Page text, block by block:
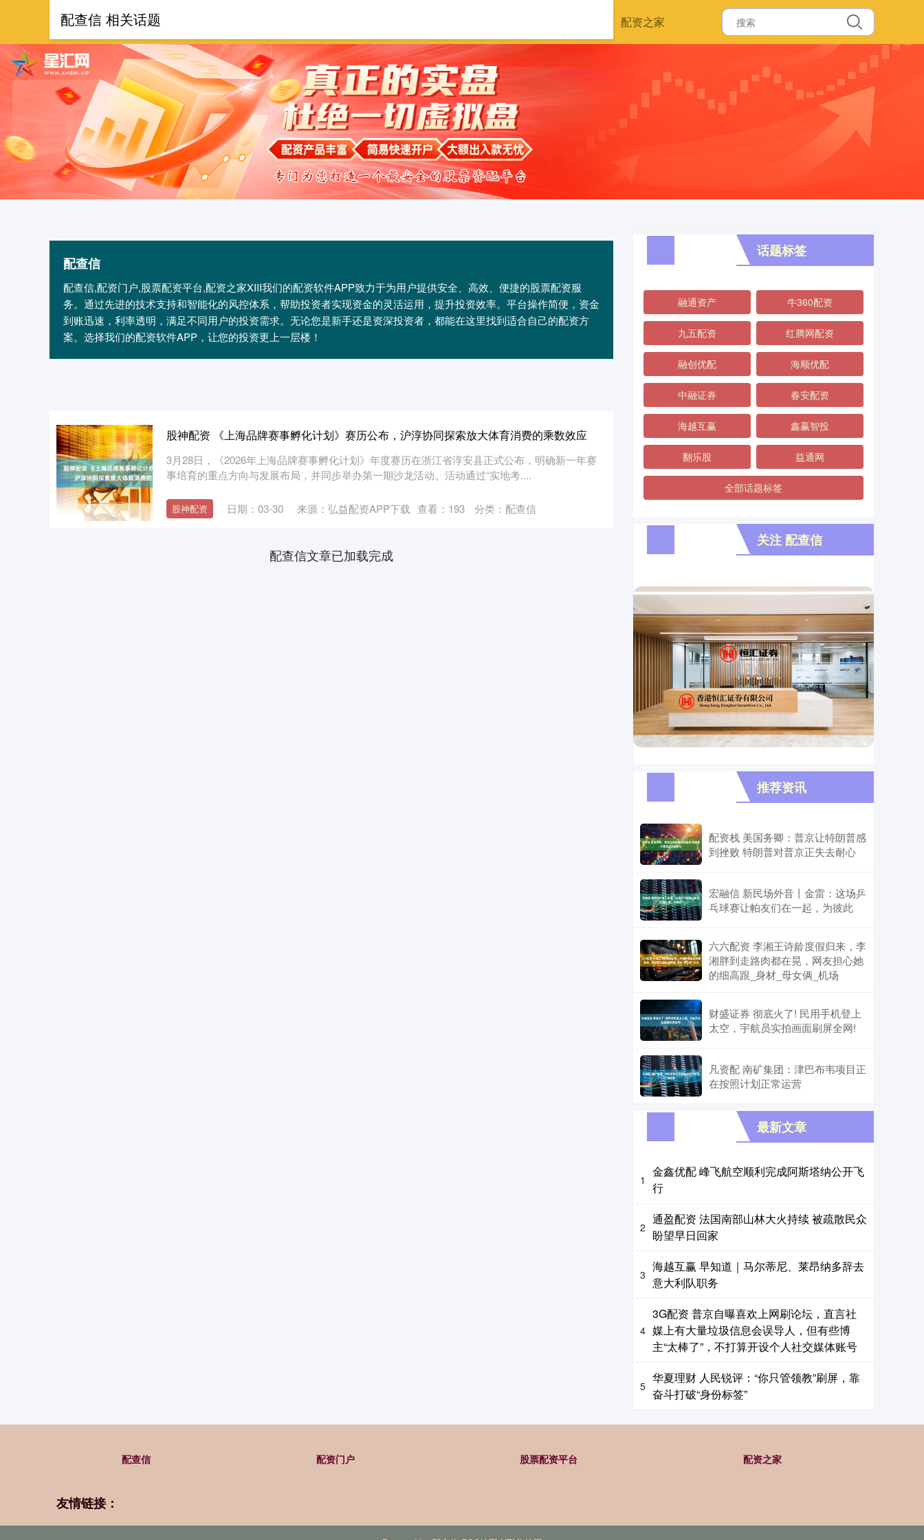
配资之家
配查信
配查信,配资门户,股票配资平台,配资之家XIII‌我们的配资软件APP致力于为用户提供安全、高效、便捷的股票配资服
务。通过先进的技术支持和智能化的风控体系，帮助投资者实现资金的灵活运用，提升投资效率。平台操作简便，资金
到账迅速，利率透明，满足不同用户的投资需求。无论您是新手还是资深投资者，都能在这里找到适合自己的配资方
案。选择我们的配资软件APP，让您的投资更上一层楼！
配查信 相关话题
股神配资 《上海品牌赛事孵化计划》赛历公布，沪淳协同探索放大体育消费的乘数效应
3月28日，《2026年上海品牌赛事孵化计划》年度赛历在浙江省淳安县正式公布，明确新一年赛
事培育的重点方向与发展布局，并同步举办第一期沙龙活动。活动通过“实地考....
股神配资 日期：03-30 来源：弘益配资APP下载 查看： 193 分类： 配查信
配查信文章已加载完成
话题标签
融通资产 牛360配资
九五配资 红腾网配资
融创优配 海顺优配
中融证券 春安配资
海越互赢 鑫赢智投
翻乐股 益通网
全部话题标签
关注 配查信
推荐资讯
配资栈 美国务卿：普京让特朗普感
到挫败 特朗普对普京正失去耐心
宏融信 新民场外音丨金雷：这场乒
乓球赛让帕友们在一起，为彼此
六六配资 李湘王诗龄度假归来，李
湘胖到走路肉都在晃，网友担心她
的细高跟_身材_母女俩_机场
财盛证券 彻底火了! 民用手机登上
太空，宇航员实拍画面刷屏全网!
凡资配 南矿集团：津巴布韦项目正
在按照计划正常运营
最新文章
1
金鑫优配 峰飞航空顺利完成阿斯塔纳公开飞
行
2
通盈配资 法国南部山林大火持续 被疏散民众
盼望早日回家
3
海越互赢 早知道｜马尔蒂尼、莱昂纳多辞去
意大利队职务
4
3G配资 普京自曝喜欢上网刷论坛，直言社
媒上有大量垃圾信息会误导人，但有些博
主“太棒了”，不打算开设个人社交媒体账号
5
华夏理财 人民锐评：“你只管领教”刷屏，靠
奋斗打破“身份标签”
配查信 配资门户 股票配资平台 配资之家
友情链接：